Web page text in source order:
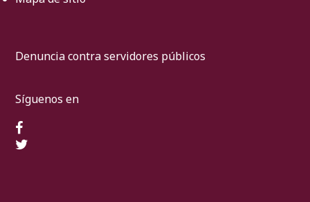
Denuncia contra servidores públicos
Síguenos en